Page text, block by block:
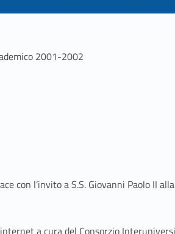
2001-2002
con l’invito a S.S. Giovanni Paolo II